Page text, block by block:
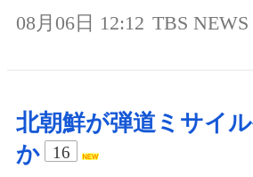
08月06日 12:12 TBS
北朝鮮が弾道ミサイ
か
16